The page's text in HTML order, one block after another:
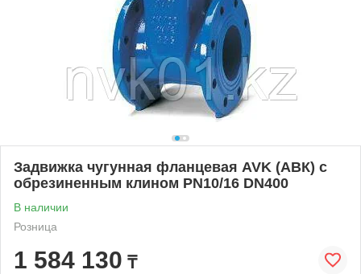
Задвижка чугунная фланцевая AVK (АВК) с
обрезиненным клином PN10/16 DN400
В наличии
Розница
1 584 130 ₸